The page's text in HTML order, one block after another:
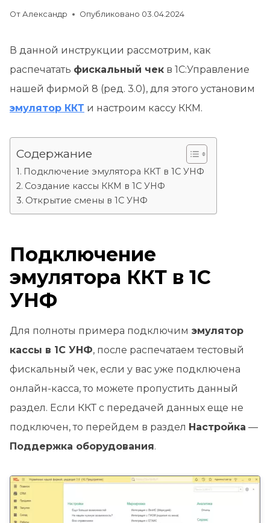
От Александр Опубликовано 03.04.2024
В данной инструкции рассмотрим, как
распечатать фискальный чек в 1С:Управление
нашей фирмой 8 (ред. 3.0), для этого установим
эмулятор ККТ и настроим кассу ККМ.
Содержание
Подключение эмулятора ККТ в 1С УНФ
Создание кассы ККМ в 1С УНФ
Открытие смены в 1С УНФ
Подключение
эмулятора ККТ в 1С
УНФ
Для полноты примера подключим эмулятор
кассы в 1С УНФ, после распечатаем тестовый
фискальный чек, если у вас уже подключена
онлайн-касса, то можете пропустить данный
раздел. Если ККТ с передачей данных еще не
подключен, то перейдем в раздел Настройка —
Поддержка оборудования.